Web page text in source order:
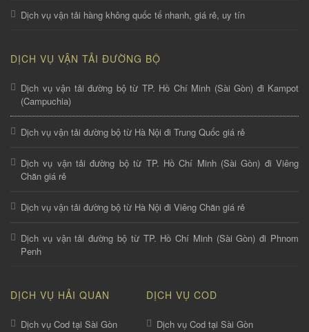
Dịch vụ vận tải hàng không quốc tế nhanh, giá rẻ, uy tín
DỊCH VỤ VẬN TẢI ĐƯỜNG BỘ
Dịch vụ vận tải đường bộ từ TP. Hồ Chí Minh (Sài Gòn) đi Kampot
(Campuchia)
Dịch vụ vận tải đường bộ từ Hà Nội đi Trung Quốc giá rẻ
Dịch vụ vận tải đường bộ từ TP. Hồ Chí Minh (Sài Gòn) đi Viêng
Chăn giá rẻ
Dịch vụ vận tải đường bộ từ Hà Nội đi Viêng Chăn giá rẻ
Dịch vụ vận tải đường bộ từ TP. Hồ Chí Minh (Sài Gòn) đi Phnom
Penh
DỊCH VỤ HẢI QUAN
Dịch vụ Cod tại Sài Gòn
DỊCH VỤ COD
Dịch vụ Cod tại Sài Gòn